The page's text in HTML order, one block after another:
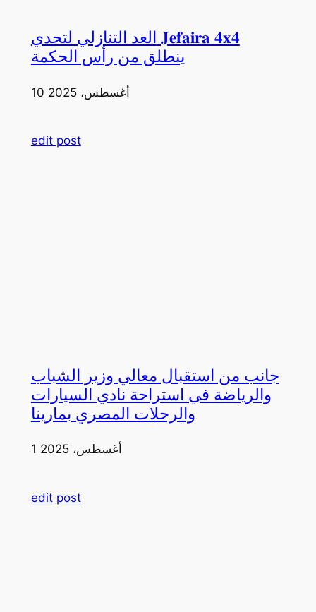
العد التنازلي لتحدي 𝐉𝐞𝐟𝐚𝐢𝐫𝐚 𝟒𝐱𝟒
ينطلق من رأس الحكمة
10 أغسطس، 2025
edit post
جانب من استقبال معالي وزير الشباب
والرياضة في استراحة نادي السيارات
والرحلات المصري بمارينا
1 أغسطس، 2025
edit post